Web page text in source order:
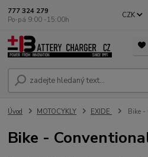
CZK
777 324 279
Po-pá 9:00 -15:00h
Úvod MOTOCYKLY EXIDE Bike -
Bike -